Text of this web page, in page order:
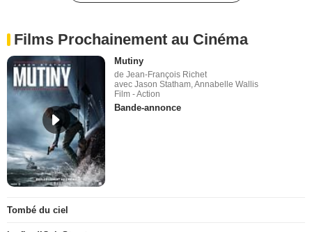
Films Prochainement au Cinéma
Mutiny
de Jean-François Richet
avec Jason Statham, Annabelle Wallis
Film - Action
Bande-annonce
Tombé du ciel